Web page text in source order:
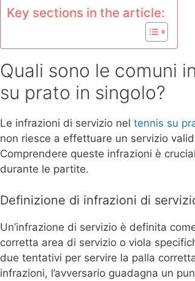
Key sections in the article:
Quali sono le comuni
su prato in singolo?
Le infrazioni di servizio nel tennis su
non riesce a effettuare un servizio
Comprendere queste infrazioni è
durante le partite.
Definizione di infrazioni di
Un’infrazione di servizio è definita
corretta area di servizio o viola
due tentativi per servire la palla
infrazioni, l’avversario guadagna un